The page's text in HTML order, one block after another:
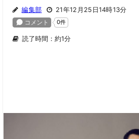
編集部 21年12月25日14時13分
読了時間：約1分